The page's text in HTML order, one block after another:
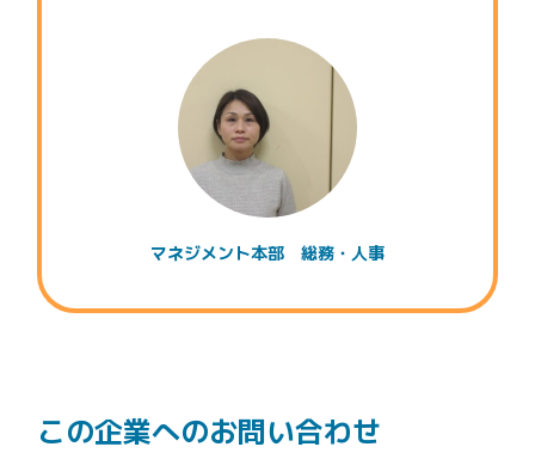
マネジメント本部 総務・人事
この企業へのお問い合わせ